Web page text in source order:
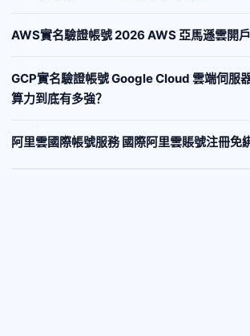
AWS實名驗證帳號 2026 AWS 亞馬遜雲開
GCP實名驗證帳號 Google Cloud 雲端伺服
算力到底有多強？
阿里雲國際帳號服務 國際阿里雲賬號注冊免